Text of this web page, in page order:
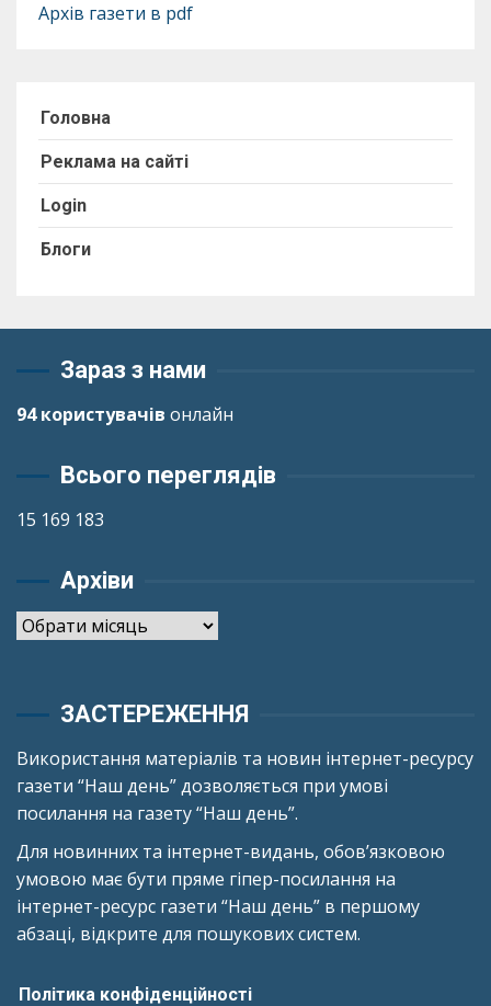
Архів газети в pdf
Головна
Реклама на сайті
Login
Блоги
Зараз з нами
94 користувачів онлайн
Всього переглядів
15 169 183
Архіви
Архіви
ЗАСТЕРЕЖЕННЯ
Використання матеріалів та новин інтернет-ресурсу
газети “Наш день” дозволяється при умові
посилання на газету “Наш день”.
Для новинних та інтернет-видань, обов’язковою
умовою має бути пряме гіпер-посилання на
інтернет-ресурс газети “Наш день” в першому
абзаці, відкрите для пошукових систем.
Політика конфіденційності